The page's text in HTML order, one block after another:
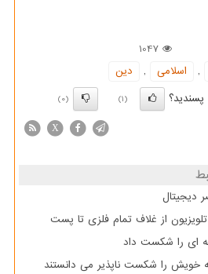
1047
, اسلامی ,
دین
(1)
(0)
X
دیجیتال
از غلاف تمام فلزی تا پست
ای را شکست داد
خویش را شکست ناپذیر می دانستند